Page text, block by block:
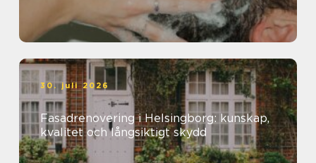
30. juli 2026
Fasadrenovering i Helsingborg: kunskap,
kvalitet och långsiktigt skydd